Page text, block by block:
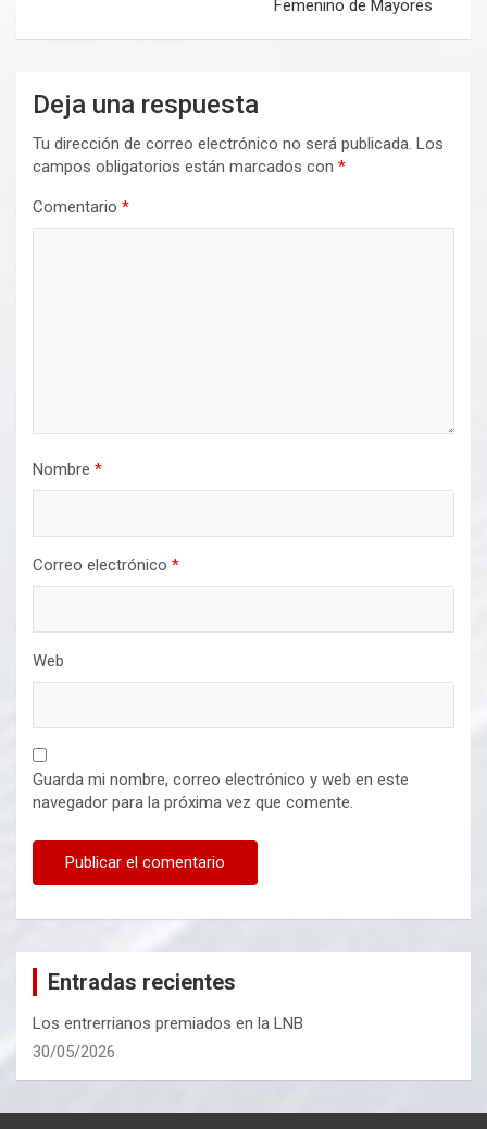
Femenino de Mayores
Deja una respuesta
Tu dirección de correo electrónico no será publicada. Los
campos obligatorios están marcados con *
Comentario *
Nombre *
Correo electrónico *
Web
Guarda mi nombre, correo electrónico y web en este
navegador para la próxima vez que comente.
Entradas recientes
Los entrerrianos premiados en la LNB
30/05/2026